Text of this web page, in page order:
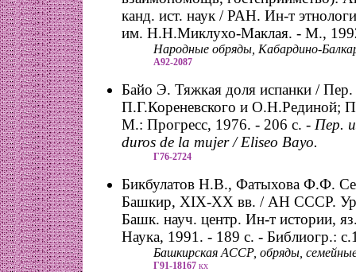
канд. ист. наук / РАН. Ин-т
им. Н.Н.Миклухо-Маклая. - М.,
Народные обряды, Кабардино-
А92-2087
Байо Э. Тяжкая доля испанки / Пер.
П.Г.Кореневского и О.Н.Рединой;
М.: Прогресс, 1976. - 206 с. - Пер.
duros de la mujer / Eliseo Bayo.
Г76-2724
Бикбулатов Н.В., Фатыхова Ф.Ф.
Башкир, ХIХ-ХХ вв. / АН СССР.
Башк. науч. центр. Ин-т истории,
Наука, 1991. - 189 с. - Библиогр.:
Башкирская АССР, обряды,
Г91-18167 кх